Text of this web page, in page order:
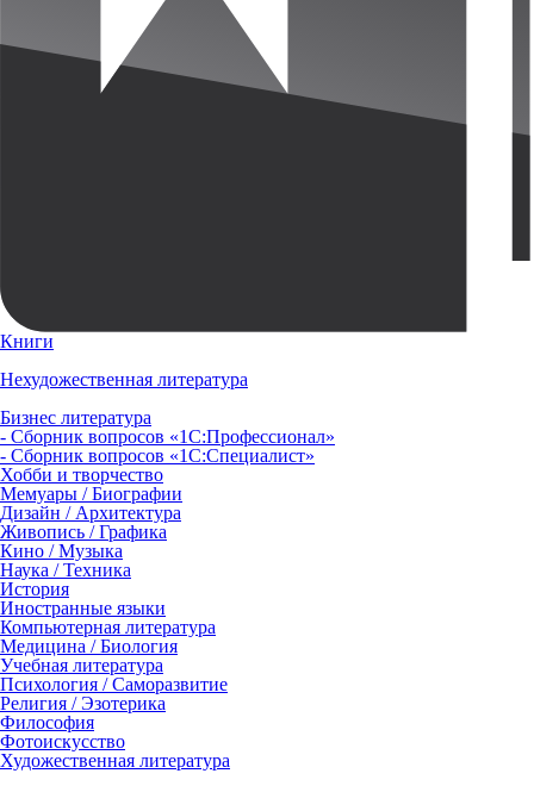
Книги
Нехудожественная литература
Бизнес литература
- Сборник вопросов «1С:Профессионал»
- Сборник вопросов «1С:Специалист»
Хобби и творчество
Мемуары / Биографии
Дизайн / Архитектура
Живопись / Графика
Кино / Музыка
Наука / Техника
История
Иностранные языки
Компьютерная литература
Медицина / Биология
Учебная литература
Психология / Саморазвитие
Религия / Эзотерика
Философия
Фотоискусство
Художественная литература